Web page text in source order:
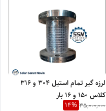
لرزه گیر تمام استیل ۳۰۴ و ۳۱۶
کلاس ۱۵۰ و ۱۶ بار
35,000,000
14%